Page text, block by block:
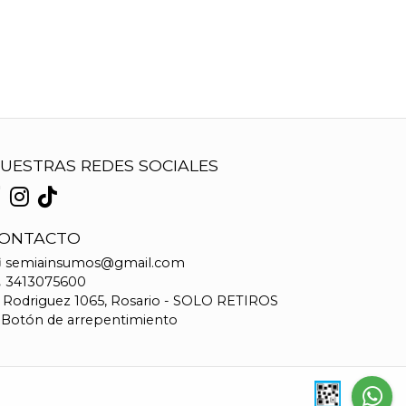
REDES SOCIALES
semiainsumos@gmail.com
3413075600
Rodriguez 1065, Rosario - SOLO RETIROS
de arrepentimiento